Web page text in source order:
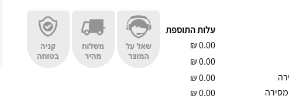
עלות התוספת
0.00
₪
0.00
₪
0.00
₪
0.00
₪